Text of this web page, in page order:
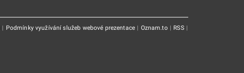
| Podmínky využívání služeb webové prezentace | Oznam.to | RSS |